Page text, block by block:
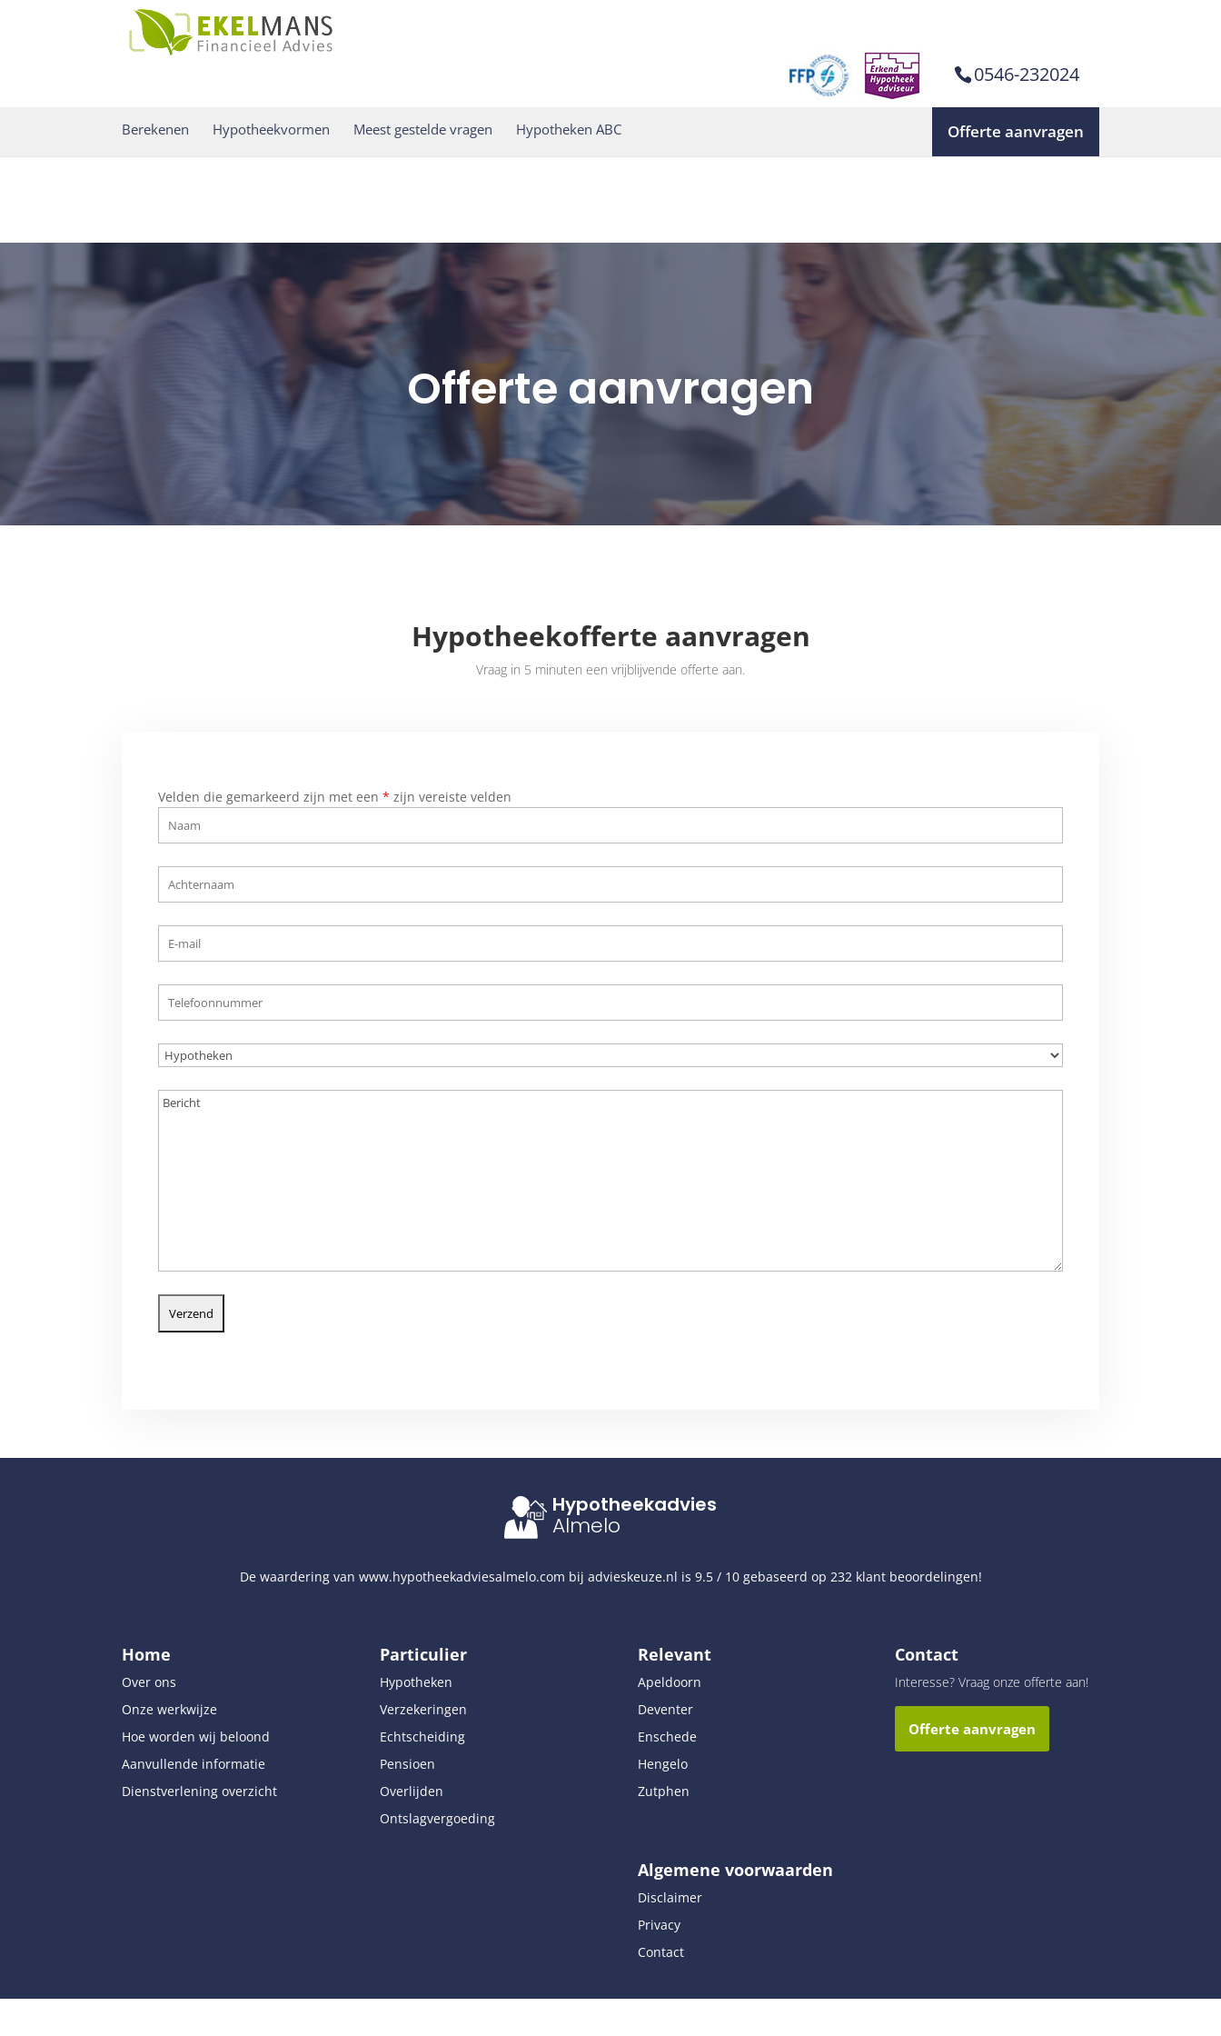
: Function _load_textdomain_just_in_time was called
theme running too early. Translations should be loaded at the
for more information. (This message was added in version 6.7.0.) in
0546-232024
Berekenen Hypotheekvormen Meest gestelde vragen Hypotheken ABC Offerte aanvragen
Offerte aanvragen
Hypotheekofferte aanvragen
Vraag in 5 minuten een vrijblijvende offerte aan.
Velden die gemarkeerd zijn met een* zijn vereiste velden
Hypotheekadvies
Almelo
De waardering van www.hypotheekadviesalmelo.com bij advieskeuze.nl is 9.5/ 10gebaseerd op 232klant beoordelingen!
Home
Over ons
Onze werkwijze
Hoe worden wij beloond
Aanvullende informatie
Dienstverlening overzicht
Particulier
Hypotheken
Verzekeringen
Echtscheiding
Pensioen
Overlijden
Ontslagvergoeding
Relevant
Apeldoorn
Deventer
Enschede
Hengelo
Zutphen
Algemene voorwaarden
Disclaimer
Privacy
Contact
Contact
Interesse? Vraag onze offerte aan!
Offerte aanvragen